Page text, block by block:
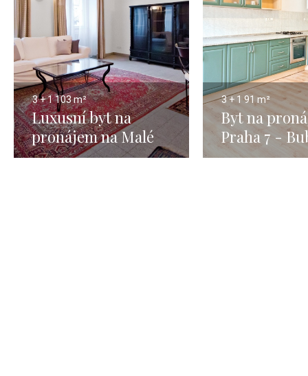
3 + 1103 m²
Luxusní byt na
pronájem na Malé
Straně -103m
3 + 191 m²
Byt na
Praha 7 -
91m